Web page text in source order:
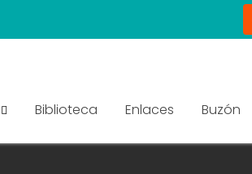
Biblioteca Enlaces Buzón